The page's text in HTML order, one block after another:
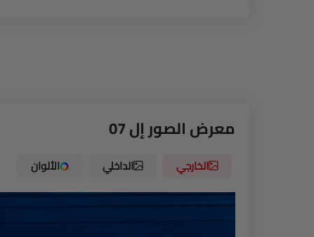
معرض الصور إل 07
الخارجي الداخلي الألوان